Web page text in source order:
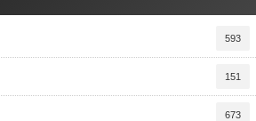
593
151
673